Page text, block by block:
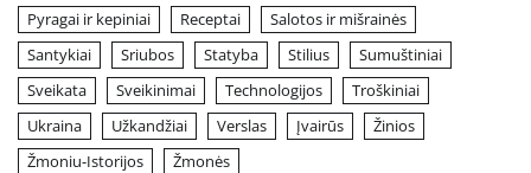
Pyragai ir kepiniai
Receptai
Salotos ir mišrainės
Santykiai
Sriubos Statyba Stilius
Sumuštiniai
Sveikata
Sveikinimai Technologijos
Troškiniai
Ukraina
Užkandžiai Verslas Įvairūs
Žinios
Žmoniu-Istorijos
Žmonės